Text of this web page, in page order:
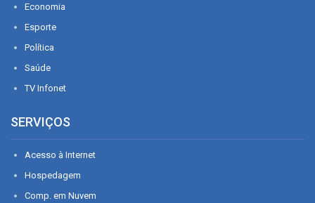
Economia
Esporte
Política
Saúde
TV Infonet
SERVIÇOS
Acesso à Internet
Hospedagem
Comp. em Nuvem